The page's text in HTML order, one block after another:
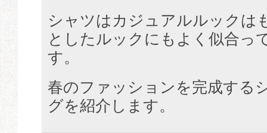
シャツはカジュアルルックは
としたルックにもよく似合っ
す。
春のファッションを完成する
グを紹介します。